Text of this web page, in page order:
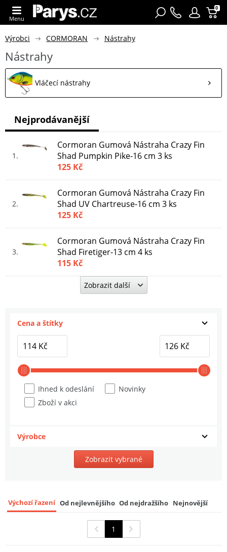
0
Menu
Výrobci CORMORAN Nástrahy
Nástrahy
Vláčecí nástrahy
1
Cormoran Gumová Nástraha Crazy Fin
Shad Pumpkin Pike-16 cm 3 ks
125 Kč
2
Cormoran Gumová Nástraha Crazy Fin
Shad UV Chartreuse-16 cm 3 ks
125 Kč
3
Cormoran Gumová Nástraha Crazy Fin
Shad Firetiger-13 cm 4 ks
115 Kč
Cormoran Gumová Nástraha Crazy Fin
Zobrazit další
Nejprodávanější
Cena a štítky
Ihned k odeslání
Novinky
Zboží v akci
Výrobce
Zobrazit vybrané
Výchozí řazení Od nejlevnějšího Od nejdražšího Nejnovější
1